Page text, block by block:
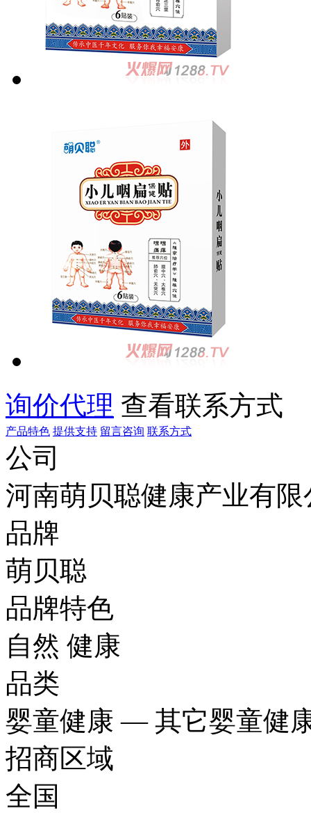
询价代理 查看联系方式
产品特色 提供支持 留言咨询 联系方式
公司
河南萌贝聪健康产业有限
品牌
萌贝聪
品牌特色
自然 健康
品类
婴童健康 — 其它婴童健
招商区域
全国